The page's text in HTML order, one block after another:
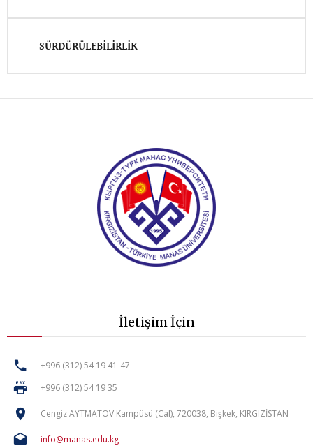
SÜRDÜRÜLEBILIRLIK
İletişim İçin
+996 (312) 54 19 41-47
+996 (312) 54 19 35
Cengiz AYTMATOV Kampüsü (Cal), 720038, Bişkek, KIRGIZİSTAN
info@manas.edu.kg